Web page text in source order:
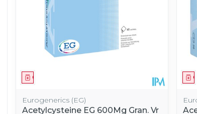
Geneesmiddel
Eurogenerics (EG)
Acetylcysteine EG 600Mg Gran. Vr